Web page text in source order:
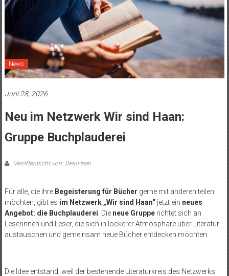
News
Juni 28, 2026
Neu im Netzwerk Wir sind Haan:
Gruppe Buchplauderei
Veröffentlicht von: DeinHaan
Für alle, die ihre Begeisterung für Bücher gerne mit anderen teilen
möchten, gibt es im Netzwerk „Wir sind Haan“jetzt ein neues
Angebot: die Buchplauderei . Die neue Gruppe richtet sich an
Leserinnen und Leser, die sich in lockerer Atmosphäre über Literatur
austauschen und gemeinsam neue Bücher entdecken möchten.
Die Idee entstand, weil der bestehende Literaturkreis des Netzwerks